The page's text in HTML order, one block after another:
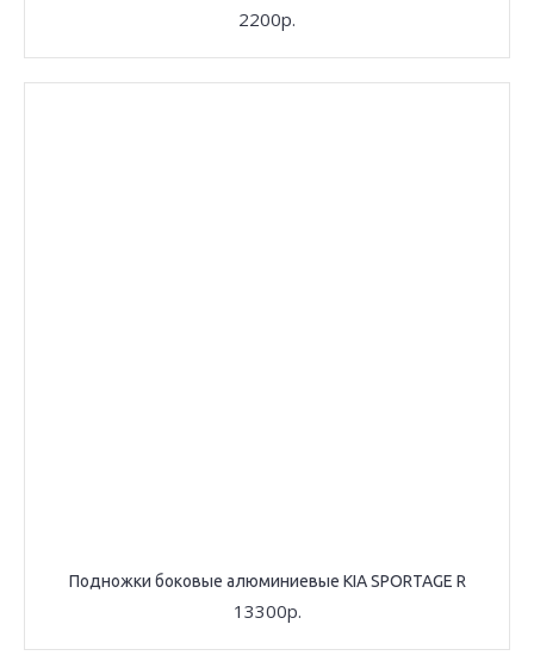
2200р.
Подножки боковые алюминиевые KIA SPORTAGE R
13300р.